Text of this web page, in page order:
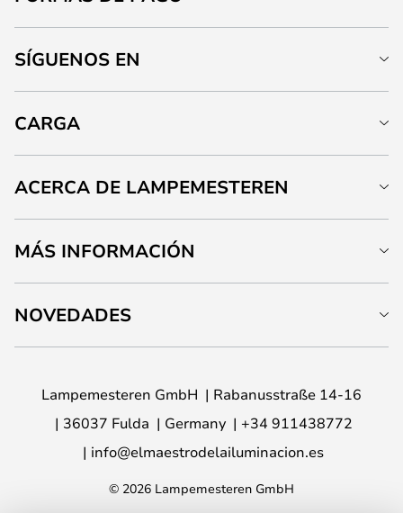
SÍGUENOS EN
CARGA
ACERCA DE LAMPEMESTEREN
MÁS INFORMACIÓN
NOVEDADES
Lampemesteren GmbH
Rabanusstraße 14-16
36037 Fulda
Germany
+34 911438772
info@elmaestrodelailuminacion.es
© 2026 Lampemesteren GmbH